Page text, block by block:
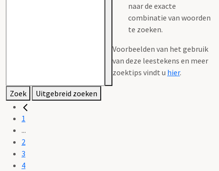
naar de exacte
combinatie van woorden
te zoeken.
Voorbeelden van het gebruik
van deze leestekens en meer
zoektips vindt u hier.
Zoek Uitgebreid zoeken
1
...
2
3
4